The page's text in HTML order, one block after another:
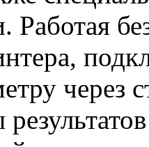
Работая
через